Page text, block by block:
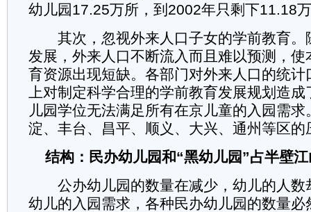
幼儿园17.25万所，到2002年只剩下11.18
其次，忽视外来人口子女的学前教育。
发展，外来人口不断流入而且难以预测，
育资源出现短缺。各部门对外来人口的统
上对制定科学合理的学前教育发展规划造
儿园学位无法满足所有在京儿童的入园需
淀、丰台、昌平、顺义、大兴、通州等区的
结构：民办幼儿园和“黑幼儿园”占半壁江
公办幼儿园的数量在减少，幼儿的人数
幼儿的入园需求，各种民办幼儿园的数量